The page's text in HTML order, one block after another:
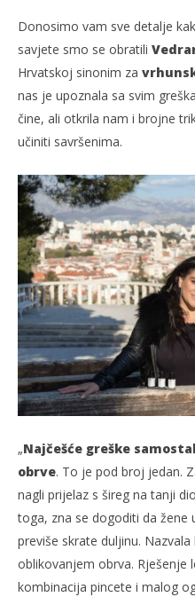
Donosimo vam sve detalje
savjete smo se obratili
Hrvatskoj sinonim za
nas je upoznala sa svim
čine, ali otkrila nam i brojne
učiniti savršenima.
„Najčešće greške
obrve. To je pod broj jedan.
nagli prijelaz s šireg na tanji
toga, zna se dogoditi da žene
previše skrate duljinu.
oblikovanjem obrva. Rješenje
kombinacija pincete i malog